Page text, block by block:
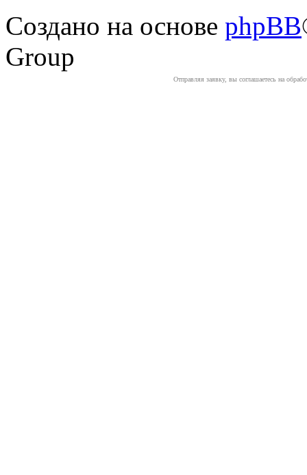
Создано на основе phpBB
Group
Отправляя заявку, вы соглашаетесь на